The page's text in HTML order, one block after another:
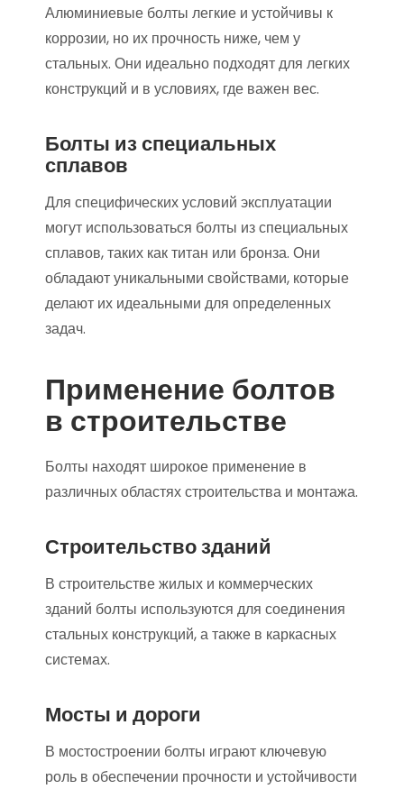
Алюминиевые болты легкие и устойчивы к
коррозии, но их прочность ниже, чем у
стальных. Они идеально подходят для легких
конструкций и в условиях, где важен вес.
Болты из специальных
сплавов
Для специфических условий эксплуатации
могут использоваться болты из специальных
сплавов, таких как титан или бронза. Они
обладают уникальными свойствами, которые
делают их идеальными для определенных
задач.
Применение болтов
в строительстве
Болты находят широкое применение в
различных областях строительства и монтажа.
Строительство зданий
В строительстве жилых и коммерческих
зданий болты используются для соединения
стальных конструкций, а также в каркасных
системах.
Мосты и дороги
В мостостроении болты играют ключевую
роль в обеспечении прочности и устойчивости